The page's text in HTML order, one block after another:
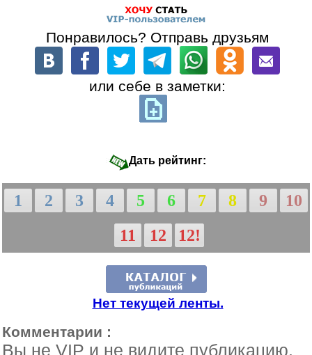
Понравилось? Отправь друзьям
или себе в заметки:
Дать рейтинг:
1 2 3 4 5 6 7 8 9
10
11
12 12!
Нет текущей ленты.
Комментарии :
Вы не VIP и не видите публикацию.